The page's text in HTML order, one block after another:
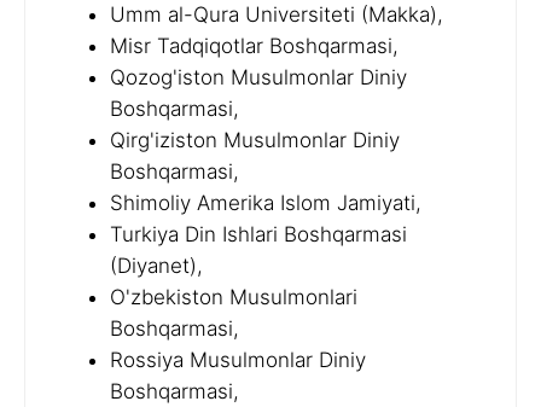
Umm al-Qura Universiteti (Makka),
Misr Tadqiqotlar Boshqarmasi,
Qozog'iston Musulmonlar Diniy
Boshqarmasi,
Qirg'iziston Musulmonlar Diniy
Boshqarmasi,
Shimoliy Amerika Islom Jamiyati,
Turkiya Din Ishlari Boshqarmasi
(Diyanet),
O'zbekiston Musulmonlari
Boshqarmasi,
Rossiya Musulmonlar Diniy
Boshqarmasi,